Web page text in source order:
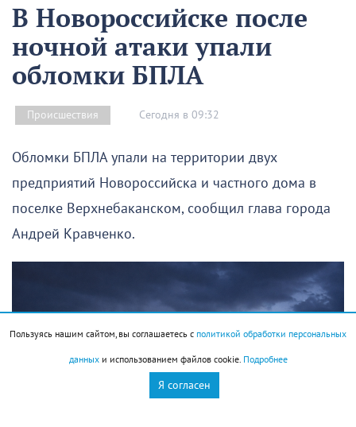
В Новороссийске после
ночной атаки упали
обломки БПЛА
Происшествия Сегодня в 09:32
Обломки БПЛА упали на территории двух
предприятий Новороссийска и частного дома в
поселке Верхнебаканском, сообщил глава города
Андрей Кравченко.
Пользуясь нашим сайтом, вы соглашаетесь с политикой обработки персональных
данныхи использованием файлов cookie. Подробнее
Я согласен